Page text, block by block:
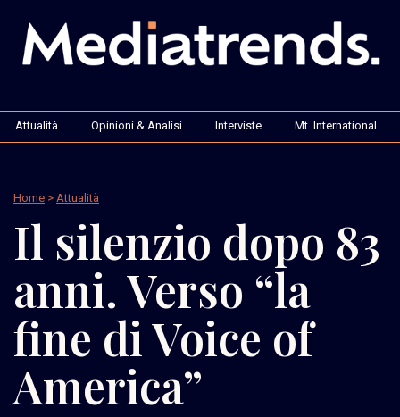
Attualità Opinioni & Analisi Interviste Mt. International
Home > Attualità
Il silenzio dopo 83
anni. Verso “la
fine di Voice of
America”